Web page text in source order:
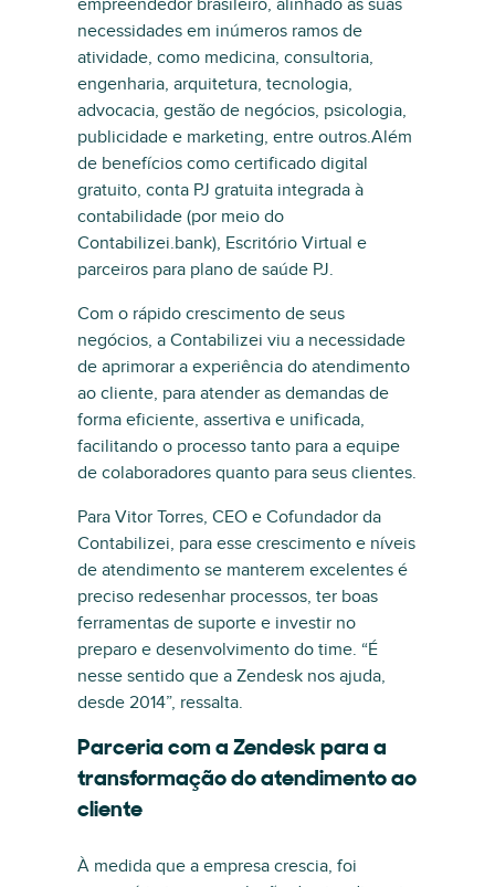
empreendedor brasileiro, alinhado às suas
necessidades em inúmeros ramos de
atividade, como medicina, consultoria,
engenharia, arquitetura, tecnologia,
advocacia, gestão de negócios, psicologia,
publicidade e marketing, entre outros.Além
de benefícios como certificado digital
gratuito, conta PJ gratuita integrada à
contabilidade (por meio do
Contabilizei.bank), Escritório Virtual e
parceiros para plano de saúde PJ.
Com o rápido crescimento de seus
negócios, a Contabilizei viu a necessidade
de aprimorar a experiência do atendimento
ao cliente, para atender as demandas de
forma eficiente, assertiva e unificada,
facilitando o processo tanto para a equipe
de colaboradores quanto para seus clientes.
Para Vitor Torres, CEO e Cofundador da
Contabilizei, para esse crescimento e níveis
de atendimento se manterem excelentes é
preciso redesenhar processos, ter boas
ferramentas de suporte e investir no
preparo e desenvolvimento do time. “É
nesse sentido que a Zendesk nos ajuda,
desde 2014”, ressalta.
Parceria com a Zendesk para a
transformação do atendimento ao
cliente
À medida que a empresa crescia, foi